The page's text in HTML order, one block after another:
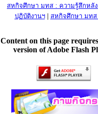
สหกิจศึกษา มทส : ความรู้สึกหลั
ปฏิบัติงานฯ| สหกิจศึกษา มท
Content on this page
version of Adobe Flash